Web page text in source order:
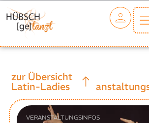
zur Übersicht
Latin-Ladies
zur
VERANSTALTUNGSINFOS